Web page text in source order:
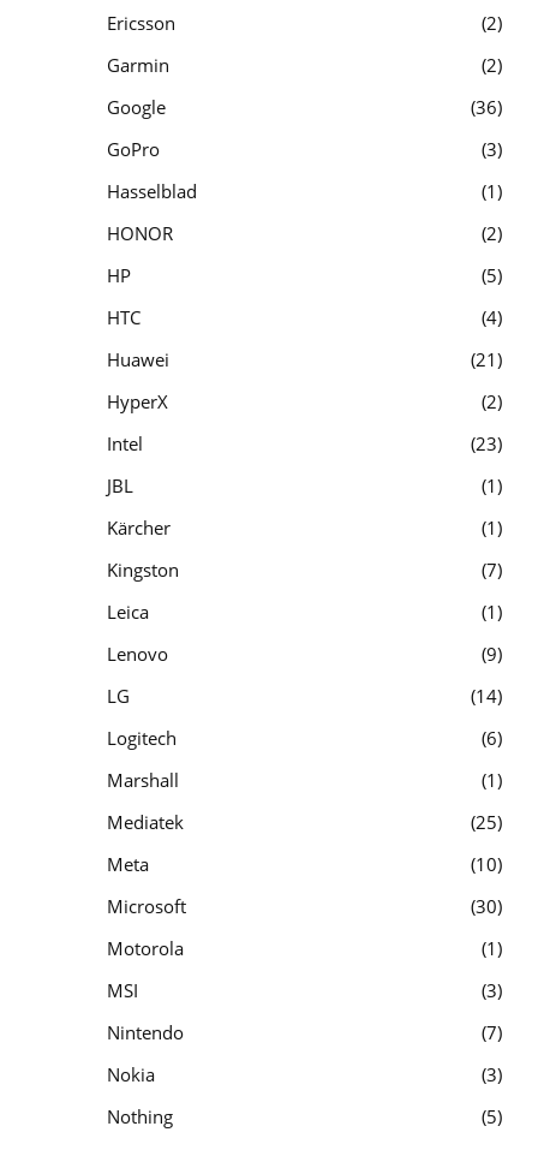
Ericsson
2
Garmin
2
Google
36
GoPro
3
Hasselblad
1
HONOR
2
HP
5
HTC
4
Huawei
21
HyperX
2
Intel
23
JBL
1
Kärcher
1
Kingston
7
Leica
1
Lenovo
9
LG
14
Logitech
6
Marshall
1
Mediatek
25
Meta
10
Microsoft
30
Motorola
1
MSI
3
Nintendo
7
Nokia
3
Nothing
5